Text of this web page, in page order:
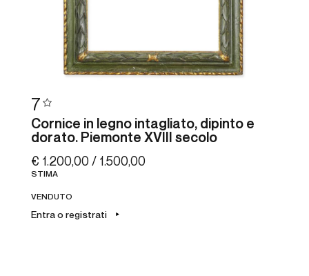
7
Cornice in legno intagliato, dipinto e
dorato. Piemonte XVIII secolo
€ 1.200,00 / 1.500,00
STIMA
VENDUTO
Entra o registrati